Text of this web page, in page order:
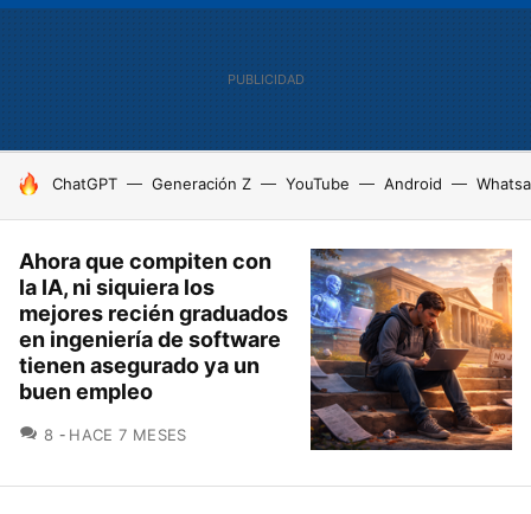
HOY SE HABLA DE
ChatGPT Generación Z YouTube Android
Ahora que compiten con
la IA, ni siquiera los
mejores recién graduados
en ingeniería de software
tienen asegurado ya un
buen empleo
8 COMENTARIOS
HACE 7 MESES